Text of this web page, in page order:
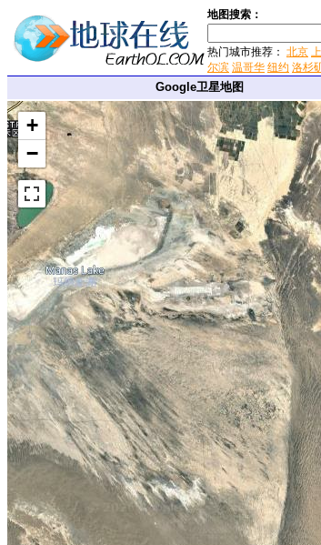
地图搜索：
热门城市推荐： 北京
尔滨 温哥华 纽约 洛杉
Google卫星地图
+
−